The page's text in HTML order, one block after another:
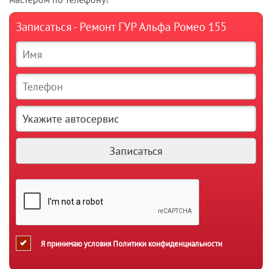
Записаться - Ремонт ГУР Альфа Ромео 155
Я принимаю условия Политики конфиденциальности